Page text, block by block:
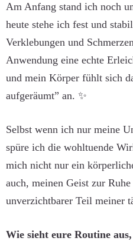
Am Anfang stand ich noch
heute stehe ich fest und
Verklebungen und
Anwendung eine echte
und mein Körper fühlt sich
aufgeräumt” an. ✨
Selbst wenn ich nur meine
spüre ich die wohltuende
mich nicht nur ein
auch, meinen Geist zur
unverzichtbarer Teil meiner
Wie sieht eure Routine